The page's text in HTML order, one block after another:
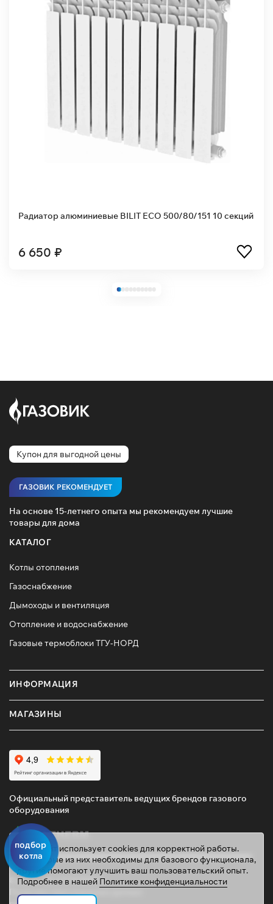
подбор
котла
Радиатор алюминиевые BILIT ECO 500/80/151 10 секций
6 650 ₽
Купон для выгодной цены
ГАЗОВИК РЕКОМЕНДУЕТ
На основе 15-летнего опыта мы рекомендуем лучшие
товары для дома
КАТАЛОГ
Котлы отопления
Газоснабжение
Дымоходы и вентиляция
Отопление и водоснабжение
Газовые термоблоки ТГУ-НОРД
ИНФОРМАЦИЯ
МАГАЗИНЫ
Официальный представитель ведущих брендов газового
оборудования
© 2026 ТД «ГАЗОВИК»
Политика персональных данных
Этот сайт использует cookies для корректной работы.
Некоторые из них необходимы для базового функционала,
другие помогают улучшить ваш пользовательский опыт.
Подробнее в нашей Политике конфиденциальности